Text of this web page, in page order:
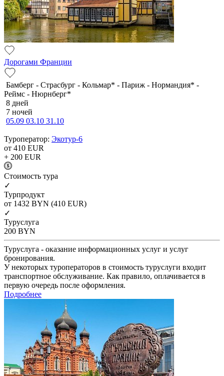
Дорогами Франции
Бамберг - Страсбург - Кольмар* - Париж - Нормандия* -
Реймс - Нюрнберг*
8 дней
7 ночей
05.09 03.10 31.10
Туроператор: Экотур-6
от 410 EUR
+ 200 EUR
Cтоимость тура
✓
Турпродукт
от 1432 BYN (410 EUR)
✓
Туруслуга
200 BYN
Туруслуга - оказание информационных услуг и услуг
бронирования.
У некоторых туроператоров в стоимость туруслуги входит
транспортное обслуживание. Как правило, оплачивается в
первую очередь после оформления.
Подробнее